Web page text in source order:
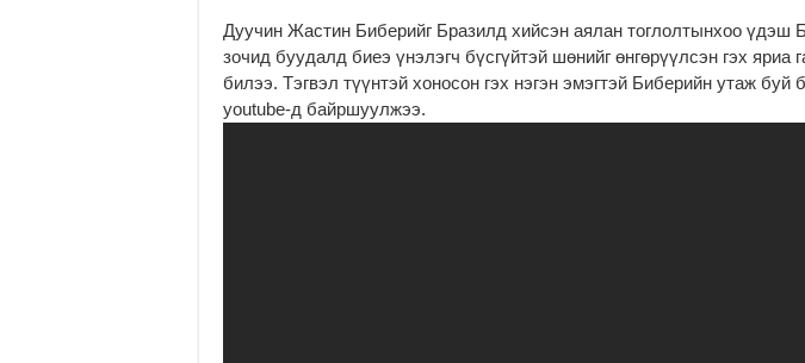
Дуучин Жастин Биберийг Бразилд хийсэн аялан тоглолтынхоо үдэш
зочид буудалд биеэ үнэлэгч бүсгүйтэй шөнийг өнгөрүүлсэн гэх яриа
билээ. Тэгвэл түүнтэй хоносон гэх нэгэн эмэгтэй Биберийн утаж буй
youtube-д байршуулжээ.